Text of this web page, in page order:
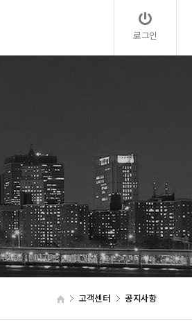
로그인
고객센터 공지사항